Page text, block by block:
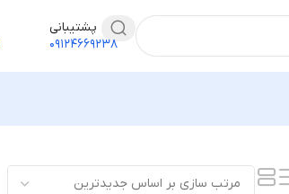
پشتیبانی
۰۹۱۲۴۶۶۹۲۳۸